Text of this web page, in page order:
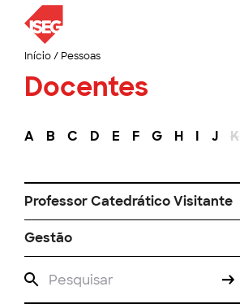
Início/ Pessoas
Docentes
A B C D E F G H I J K
Professor Catedrático Visitante
Gestão